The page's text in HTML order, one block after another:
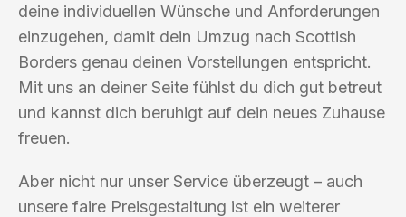
deine individuellen Wünsche und Anforderungen
einzugehen, damit dein Umzug nach Scottish
Borders genau deinen Vorstellungen entspricht.
Mit uns an deiner Seite fühlst du dich gut betreut
und kannst dich beruhigt auf dein neues Zuhause
freuen.
Aber nicht nur unser Service überzeugt – auch
unsere faire Preisgestaltung ist ein weiterer